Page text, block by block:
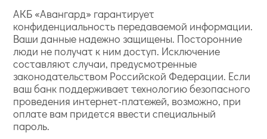
АКБ «Авангард» гарантирует
конфиденциальность передаваемой информации.
Ваши данные надежно защищены. Посторонние
люди не получат к ним доступ. Исключение
составляют случаи, предусмотренные
законодательством Российской Федерации. Если
ваш банк поддерживает технологию безопасного
проведения интернет-платежей, возможно, при
оплате вам придется ввести специальный
пароль.